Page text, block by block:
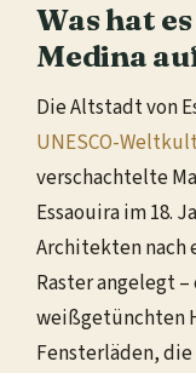
Was hat
Medina
Die Altstadt von
UNESCO-
verschachtelte
Essaouira im 18.
Architekten nach
Raster angelegt
weißgetünchten
Fensterläden,